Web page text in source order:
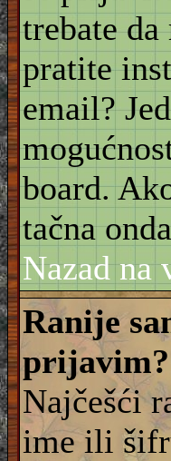
trebate
pratite
email?
board.
tačna
Nazad na
Ranije
Najčešći
ime ili